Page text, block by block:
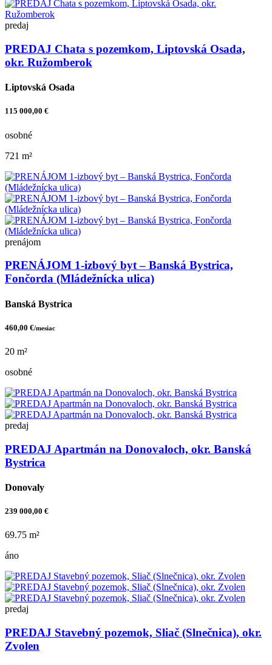
predaj
PREDAJ Chata s pozemkom, Liptovská Osada,
okr. Ružomberok
Liptovská Osada
115 000,00 €
osobné
721 m²
prenájom
PRENÁJOM 1-izbový byt – Banská Bystrica,
Fončorda (Mládežnícka ulica)
Banská Bystrica
460,00 €/mesiac
20 m²
osobné
predaj
PREDAJ Apartmán na Donovaloch, okr. Banská
Bystrica
Donovaly
239 000,00 €
69.75 m²
áno
predaj
PREDAJ Stavebný pozemok, Sliač (Slnečnica), okr.
Zvolen